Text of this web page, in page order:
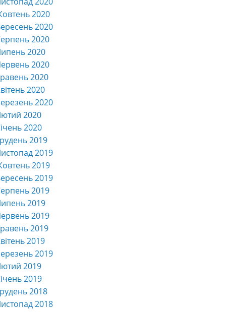
2020
2020
2020
2020
2020
2020
2020
2020
2020
2020
2019
2019
2019
2019
2019
2019
2019
2019
2019
2019
2019
2019
2018
2018